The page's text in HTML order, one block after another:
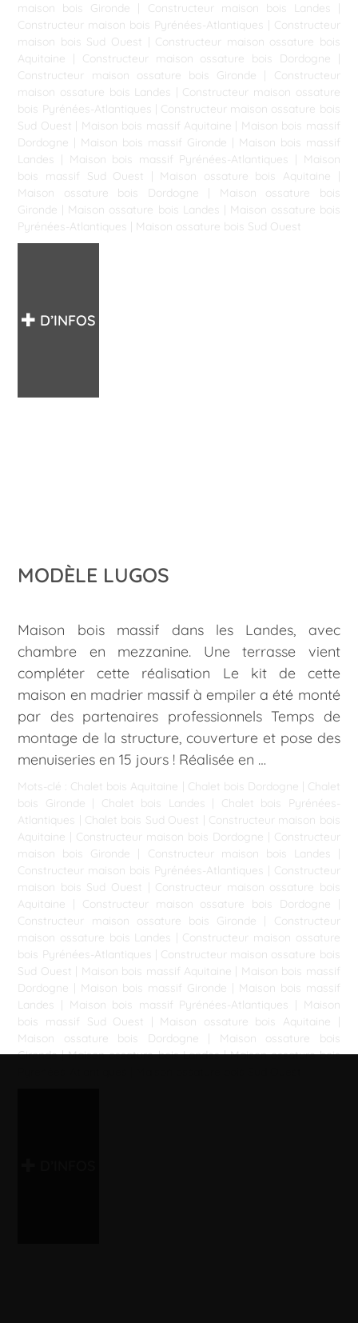
maison bois Gironde | Constructeur maison bois Landes |
Constructeur maison bois Pyrénées-Atlantiques | Constructeur
maison bois Sud Ouest | Constructeur maison ossature bois
Aquitaine | Constructeur maison ossature bois Dordogne |
Constructeur maison ossature bois Gironde | Constructeur
maison ossature bois Landes | Constructeur maison ossature
bois Pyrénées-Atlantiques | Constructeur maison ossature bois
Sud Ouest | Maison bois massif Aquitaine | Maison bois massif
Dordogne | Maison bois massif Gironde | Maison bois massif
Landes | Maison bois massif Pyrénées-Atlantiques |
Maison
bois massif Sud Ouest
| Maison ossature bois Aquitaine |
Maison ossature bois Dordogne |
Maison ossature bois
Gironde | Maison ossature bois Landes | Maison ossature bois
Pyrénées-Atlantiques | Maison ossature bois Sud Ouest
D’INFOS
MODÈLE LUGOS
Maison bois massif dans les Landes, avec
chambre en mezzanine. Une terrasse vient
compléter cette réalisation Le kit de cette
maison en madrier massif à empiler a été monté
par des partenaires professionnels Temps de
montage de la structure, couverture et pose des
menuiseries en 15 jours ! Réalisée en …
Mots-clé : Chalet bois Aquitaine Chalet bois Dordogne
Chalet
bois Gironde
Chalet bois Landes
Chalet bois Pyrénées-
Atlantiques
Chalet bois Sud Ouest
Constructeur maison bois
Aquitaine
Constructeur maison bois Dordogne
Constructeur
maison bois Gironde
Constructeur maison bois Landes
Constructeur maison bois Pyrénées-Atlantiques
Constructeur
maison bois Sud Ouest
Constructeur maison ossature bois
Aquitaine
Constructeur maison ossature bois Dordogne
Constructeur maison ossature bois Gironde
Constructeur
maison ossature bois Landes
Constructeur maison ossature
bois Pyrénées-Atlantiques
Constructeur maison ossature bois
Sud Ouest
Maison bois massif Aquitaine
Maison bois massif
Dordogne
Maison bois massif Gironde
Maison bois massif
Landes
Maison bois massif Pyrénées-Atlantiques
Maison
bois massif Sud Ouest
Maison ossature bois Aquitaine
Maison ossature bois Dordogne
Maison ossature bois
Gironde|Maison ossature bois Landes|Maison ossature bois